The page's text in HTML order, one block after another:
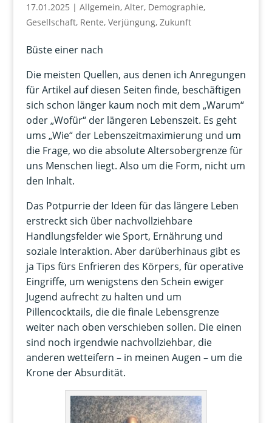
17.01.2025 | Allgemein, Alter, Demographie,
Gesellschaft, Rente, Verjüngung, Zukunft
Büste einer nach
Die meisten Quellen, aus denen ich Anregungen
für Artikel auf diesen Seiten finde, beschäftigen
sich schon länger kaum noch mit dem „Warum“
oder „Wofür“ der längeren Lebenszeit. Es geht
ums „Wie“ der Lebenszeitmaximierung und um
die Frage, wo die absolute Altersobergrenze für
uns Menschen liegt. Also um die Form, nicht um
den Inhalt.
Das Potpurrie der Ideen für das längere Leben
erstreckt sich über nachvollziehbare
Handlungsfelder wie Sport, Ernährung und
soziale Interaktion. Aber darüberhinaus gibt es
ja Tips fürs Enfrieren des Körpers, für operative
Eingriffe, um wenigstens den Schein ewiger
Jugend aufrecht zu halten und um
Pillencocktails, die die finale Lebensgrenze
weiter nach oben verschieben sollen. Die einen
sind noch irgendwie nachvollziehbar, die
anderen wetteifern – in meinen Augen – um die
Krone der Absurdität.